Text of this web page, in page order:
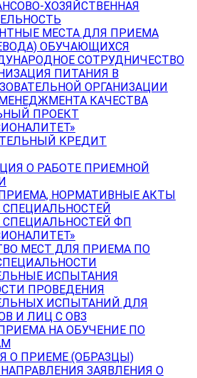
ХОЗЯЙСТВЕННАЯ
МЕСТА ДЛЯ ПРИЕМА
ОБУЧАЮЩИХСЯ
СОТРУДНИЧЕСТВО
ПИТАНИЯ В
ОРГАНИЗАЦИИ
КАЧЕСТВА
ПРОЕКТ
КРЕДИТ
О РАБОТЕ ПРИЕМНОЙ
НОРМАТИВНЫЕ АКТЫ
СПЕЦИАЛЬНОСТЕЙ
СПЕЦИАЛЬНОСТЕЙ ФП
МЕСТ ДЛЯ ПРИЕМА ПО
ИСПЫТАНИЯ
ПРОВЕДЕНИЯ
ИСПЫТАНИЙ ДЛЯ
И ЛИЦ С ОВЗ
НА ОБУЧЕНИЕ ПО
О ПРИЕМЕ (ОБРАЗЦЫ)
ЗАЯВЛЕНИЯ О